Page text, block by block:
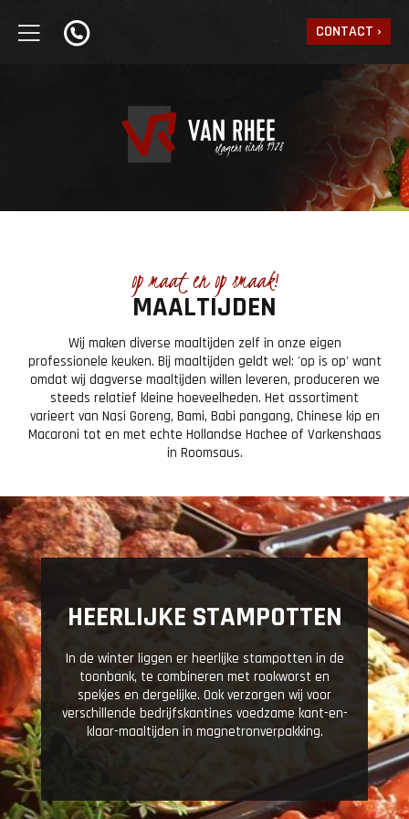
CONTACT
op maat en op smaak!
MAALTIJDEN
Wij maken diverse maaltijden zelf in onze eigen
professionele keuken. Bij maaltijden geldt wel: 'op is op' want
omdat wij dagverse maaltijden willen leveren, produceren we
steeds relatief kleine hoeveelheden. Het assortiment
varieert van Nasi Goreng, Bami, Babi pangang, Chinese kip en
Macaroni tot en met echte Hollandse Hachee of Varkenshaas
in Roomsaus.
HEERLIJKE STAMPOTTEN
In de winter liggen er heerlijke stampotten in de
toonbank, te combineren met rookworst en
spekjes en dergelijke. Ook verzorgen wij voor
verschillende bedrijfskantines voedzame kant-en-
klaar-maaltijden in magnetronverpakking.